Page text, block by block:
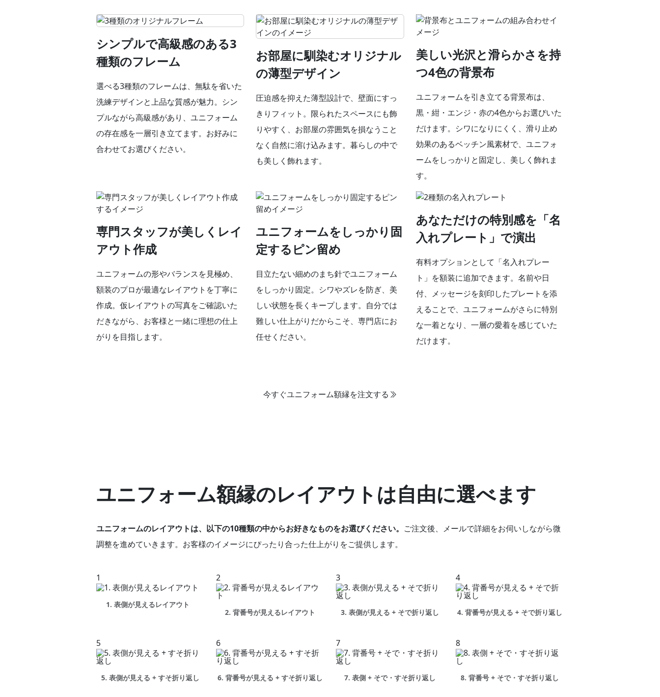
シンプルで高級感のある3
種類のフレーム
選べる3種類のフレームは、無駄を省いた
洗練デザインと上品な質感が魅力。シン
プルながら高級感があり、ユニフォーム
の存在感を一層引き立てます。お好みに
合わせてお選びください。
お部屋に馴染むオリジナル
の薄型デザイン
圧迫感を抑えた薄型設計で、壁面にすっ
きりフィット。限られたスペースにも飾
りやすく、お部屋の雰囲気を損なうこと
なく自然に溶け込みます。暮らしの中で
も美しく飾れます。
美しい光沢と滑らかさを持
つ4色の背景布
ユニフォームを引き立てる背景布は、
黒・紺・エンジ・赤の4色からお選びいた
だけます。シワになりにくく、滑り止め
効果のあるベッチン風素材で、ユニフォ
ームをしっかりと固定し、美しく飾れま
す。
専門スタッフが美しくレイ
アウト作成
ユニフォームの形やバランスを見極め、
額装のプロが最適なレイアウトを丁寧に
作成。仮レイアウトの写真をご確認いた
だきながら、お客様と一緒に理想の仕上
がりを目指します。
ユニフォームをしっかり固
定するピン留め
目立たない細めのまち針でユニフォーム
をしっかり固定。シワやズレを防ぎ、美
しい状態を長くキープします。自分では
難しい仕上がりだからこそ、専門店にお
任せください。
あなただけの特別感を「名
入れプレート」で演出
有料オプションとして「名入れプレー
ト」を額装に追加できます。名前や日
付、メッセージを刻印したプレートを添
えることで、ユニフォームがさらに特別
な一着となり、一層の愛着を感じていた
だけます。
今すぐユニフォーム額縁を注文する
ユニフォーム額縁のレイアウトは自由に選べます
ユニフォームのレイアウトは、以下の10種類の中からお好きなものをお選びください。 ご注文後、メールで詳細をお伺いしながら微
調整を進めていきます。お客様のイメージにぴったり合った仕上がりをご提供します。
1
1. 表側が見えるレイアウト
2
2. 背番号が見えるレイアウト
3
3. 表側が見える + そで折り返し
4
4. 背番号が見える + そで折り返し
5
5. 表側が見える + すそ折り返し
6
6. 背番号が見える + すそ折り返し
7
7. 表側 + そで・すそ折り返し
8
8. 背番号 + そで・すそ折り返し